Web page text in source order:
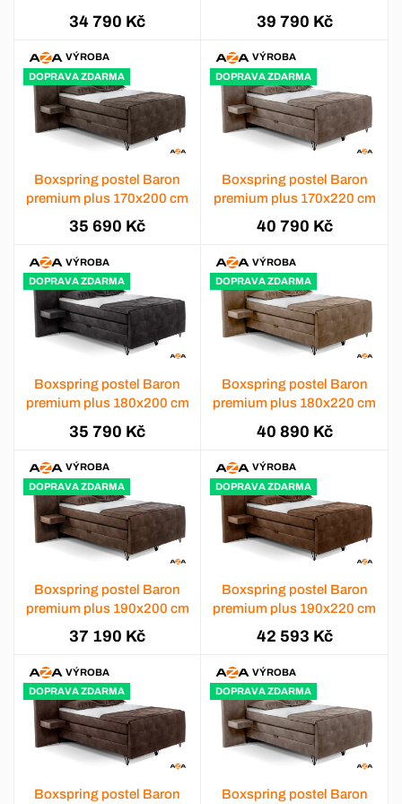
34 790 Kč 39 790 Kč
VÝROBA
DOPRAVA ZDARMA
Boxspring postel Baron
premium plus 170x200 cm
35 690 Kč
VÝROBA
DOPRAVA ZDARMA
Boxspring postel Baron
premium plus 170x220 cm
40 790 Kč
VÝROBA
DOPRAVA ZDARMA
Boxspring postel Baron
premium plus 180x200 cm
35 790 Kč
VÝROBA
DOPRAVA ZDARMA
Boxspring postel Baron
premium plus 180x220 cm
40 890 Kč
VÝROBA
DOPRAVA ZDARMA
Boxspring postel Baron
premium plus 190x200 cm
37 190 Kč
VÝROBA
DOPRAVA ZDARMA
Boxspring postel Baron
premium plus 190x220 cm
42 593 Kč
VÝROBA
DOPRAVA ZDARMA
Boxspring postel Baron
VÝROBA
DOPRAVA ZDARMA
Boxspring postel Baron